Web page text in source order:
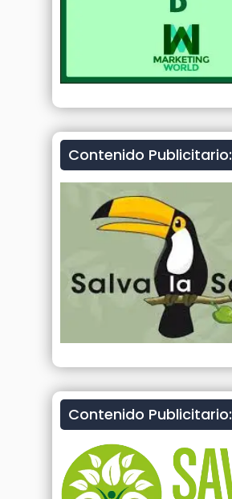
Contenido Publicitario:
Contenido Publicitario: